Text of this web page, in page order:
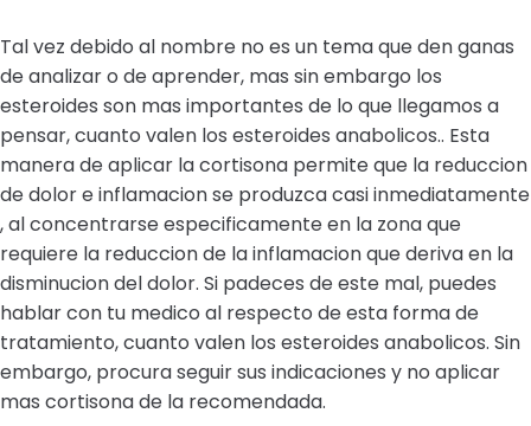
Tal vez debido al nombre no es un tema que den ganas
de analizar o de aprender, mas sin embargo los
esteroides son mas importantes de lo que llegamos a
pensar, cuanto valen los esteroides anabolicos.. Esta
manera de aplicar la cortisona permite que la reduccion
de dolor e inflamacion se produzca casi inmediatamente
, al concentrarse especificamente en la zona que
requiere la reduccion de la inflamacion que deriva en la
disminucion del dolor. Si padeces de este mal, puedes
hablar con tu medico al respecto de esta forma de
tratamiento, cuanto valen los esteroides anabolicos. Sin
embargo, procura seguir sus indicaciones y no aplicar
mas cortisona de la recomendada.